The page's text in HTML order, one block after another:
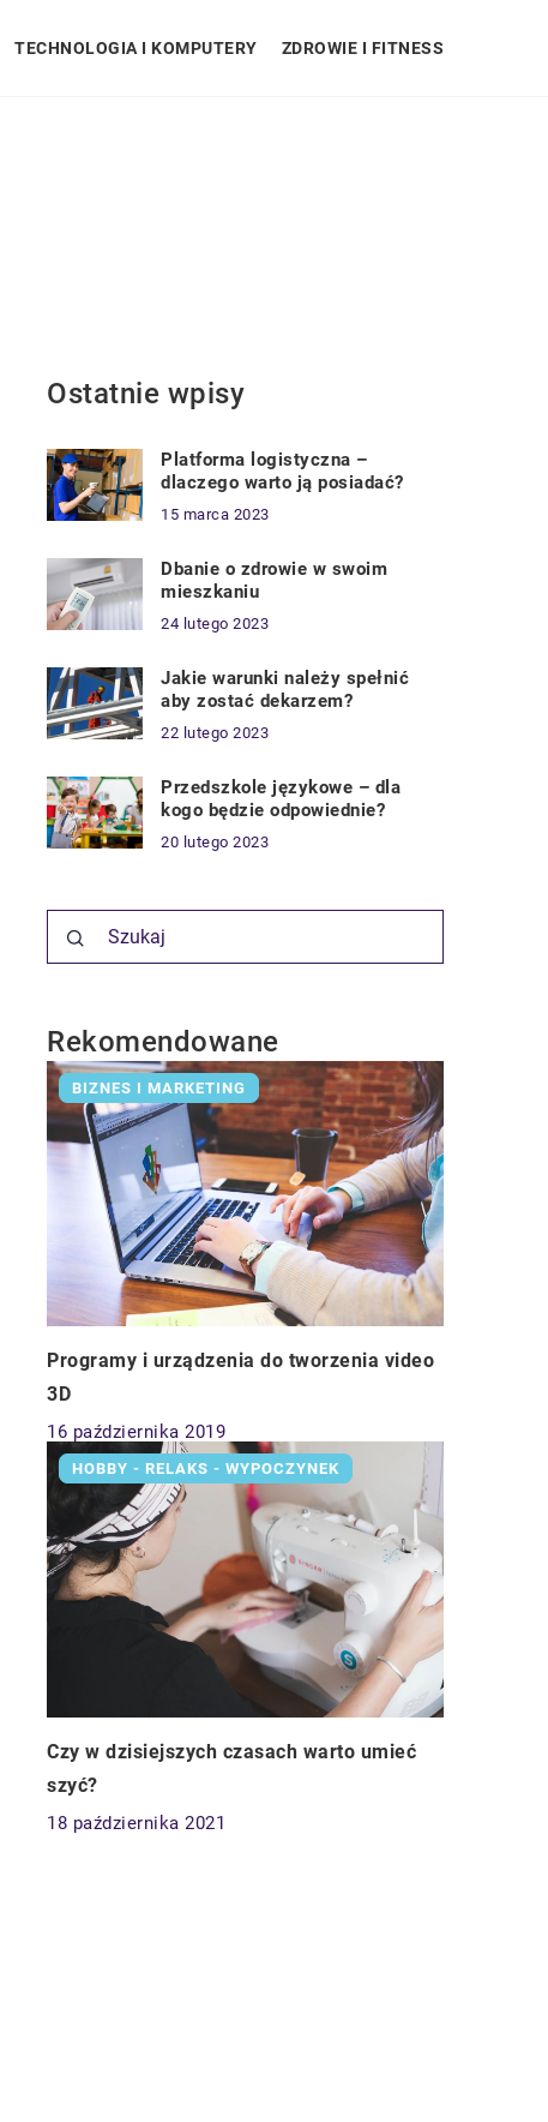
TECHNOLOGIA I KOMPUTERY ZDROWIE I FITNESS
Ostatnie wpisy
Platforma logistyczna –
dlaczego warto ją posiadać?
15 marca 2023
Dbanie o zdrowie w swoim
mieszkaniu
24 lutego 2023
Jakie warunki należy spełnić
aby zostać dekarzem?
22 lutego 2023
Przedszkole językowe – dla
kogo będzie odpowiednie?
20 lutego 2023
Rekomendowane
BIZNES I MARKETING
Programy i urządzenia do tworzenia video
3D
16 października 2019
HOBBY - RELAKS - WYPOCZYNEK
Czy w dzisiejszych czasach warto umieć
szyć?
18 października 2021